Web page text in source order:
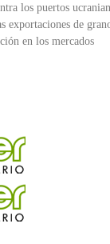
los puertos
exportaciones de
en los mercados